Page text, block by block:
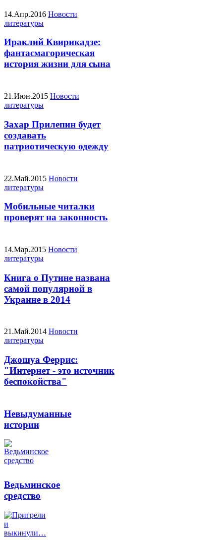
14.Апр.2016 Новости
литературы
Ираклий Квирикадзе:
фантасмагорическая
история жизни для сына
21.Июн.2015 Новости
литературы
Захар Прилепин будет
создавать
патриотическую одежду
22.Май.2015 Новости
литературы
Мобильные читалки
проверят на законность
14.Мар.2015 Новости
литературы
Книга о Путине названа
самой популярной в
Украине в 2014
21.Май.2014 Новости
литературы
Джошуа Феррис:
"Интернет - это источник
беспокойства"
Невыдуманные
истории
Ведьминское
средство